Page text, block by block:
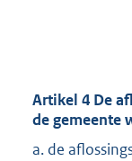
Artikel 4 De
de gemeente
a. de